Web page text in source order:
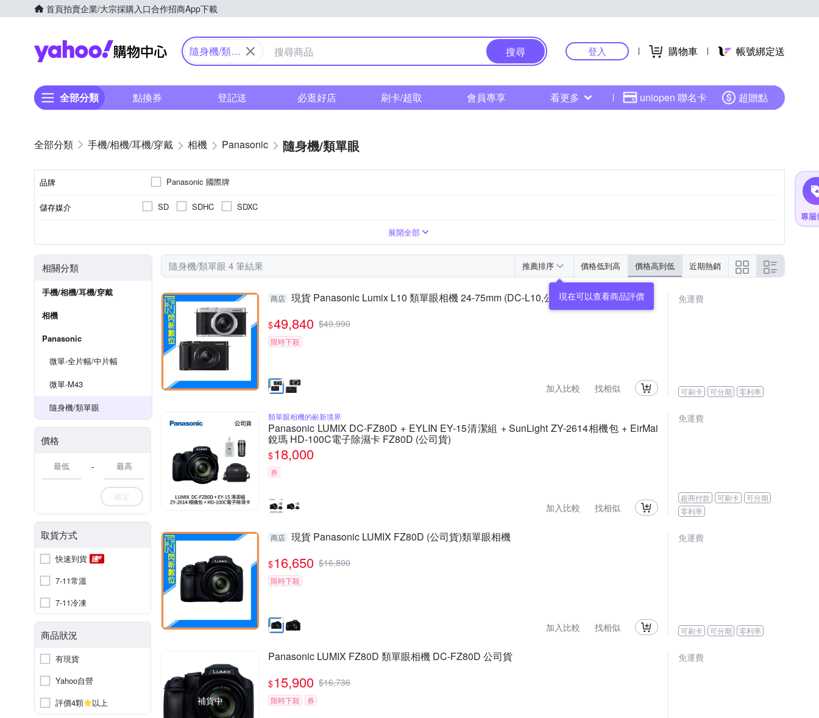
首頁拍賣企業/大宗採購入口合作招商App下載
Yahoo購物中心
隨身機/類單
搜尋 登入 購物車 帳號綁定送
全部分類 點換券 登記送 必逛好店 刷卡/超取 會員專享 看更多 uniopen 聯名卡 超贈點
手機/相機/耳機/穿戴 相機 Panasonic 隨身機/類單眼
品牌 Panasonic 國際牌
儲存媒介 SD SDHC SDXC
展開全部
相關分類
手機/相機/耳機/穿戴
相機
Panasonic
微單-全片幅/中片幅
微單-M43
隨身機/類單眼
價格
-
確定
取貨方式
快速到貨
7-11常溫
7-11冷凍
商品狀況
有現貨
Yahoo自營
評價4顆
以上
隨身機/類單眼 4 筆結果 推薦排序 價格低到高 價格高到低 近期熱銷
現在可以查看商品評價
商店 現貨 Panasonic Lumix L10 類單眼相機 24-75mm (DC-L10,公司貨)
$49,840 $49,990
限時下殺
加入比較 找相似
免運費
可刷卡 可分期 零利率
類單眼相機的嶄新境界
Panasonic LUMIX DC-FZ80D + EYLIN EY-15清潔組 + SunLight ZY-2614相機包 + EirMai
銳瑪 HD-100C電子除濕卡 FZ80D (公司貨)
$18,000
券
加入比較 找相似
免運費
超商付款 可刷卡
可分期
零利率
商店 現貨 Panasonic LUMIX FZ80D (公司貨)類單眼相機
$16,650 $16,800
限時下殺
加入比較 找相似
免運費
可刷卡 可分期 零利率
補貨中
Panasonic LUMIX FZ80D 類單眼相機 DC-FZ80D 公司貨
$15,900 $16,736
限時下殺 券
免運費